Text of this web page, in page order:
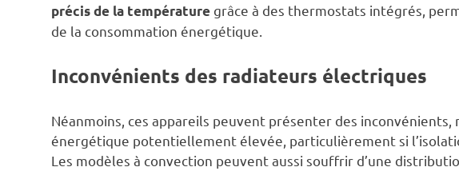
précis de la température grâce à des thermostats intégrés,
de la consommation énergétique.
Inconvénients des radiateurs électriques
Néanmoins, ces appareils peuvent présenter des
énergétique potentiellement élevée, particulièrement si
Les modèles à convection peuvent aussi souffrir d’une